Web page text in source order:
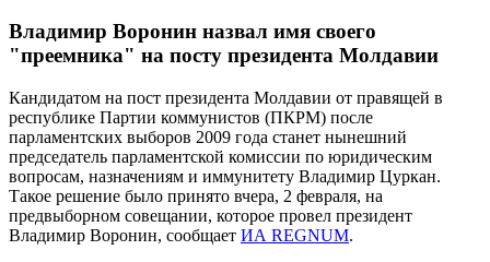
Владимир Воронин назвал имя своего
"преемника" на посту президента Молдавии
Кандидатом на пост президента Молдавии от правящей в
республике Партии коммунистов (ПКРМ) после
парламентских выборов 2009 года станет нынешний
председатель парламентской комиссии по юридическим
вопросам, назначениям и иммунитету Владимир Цуркан.
Такое решение было принято вчера, 2 февраля, на
предвыборном совещании, которое провел президент
Владимир Воронин, сообщает ИА REGNUM.